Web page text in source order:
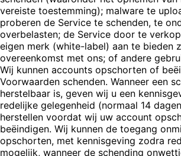
vereiste toestemming); malware te
proberen de Service te schenden, te
overbelasten; de Service door te
eigen merk (white-label) aan te bieden
overeenkomst met ons; of andere
Wij kunnen accounts opschorten of
Voorwaarden schenden. Wanneer een
herstelbaar is, geven wij u een
redelijke gelegenheid (normaal 14
herstellen voordat wij uw account
beëindigen. Wij kunnen de toegang
opschorten, met kennisgeving zodra
mogelijk, wanneer de schending